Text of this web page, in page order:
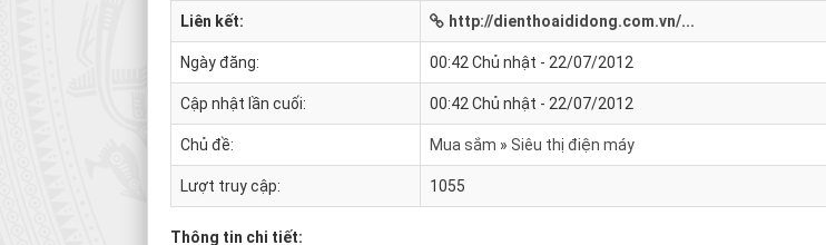
Liên kết: http://dienthoaididong.com.vn/...
Ngày đăng: 00:42 Chủ nhật - 22/07/2012
Cập nhật lần cuối: 00:42 Chủ nhật - 22/07/2012
Chủ đề: Mua sắm Siêu thị điện máy
Lượt truy cập: 1055
Thông tin chi tiết: